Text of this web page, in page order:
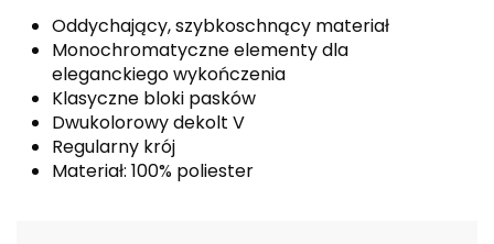
Oddychający, szybkoschnący materiał
Monochromatyczne elementy dla
eleganckiego wykończenia
Klasyczne bloki pasków
Dwukolorowy dekolt V
Regularny krój
Materiał: 100% poliester